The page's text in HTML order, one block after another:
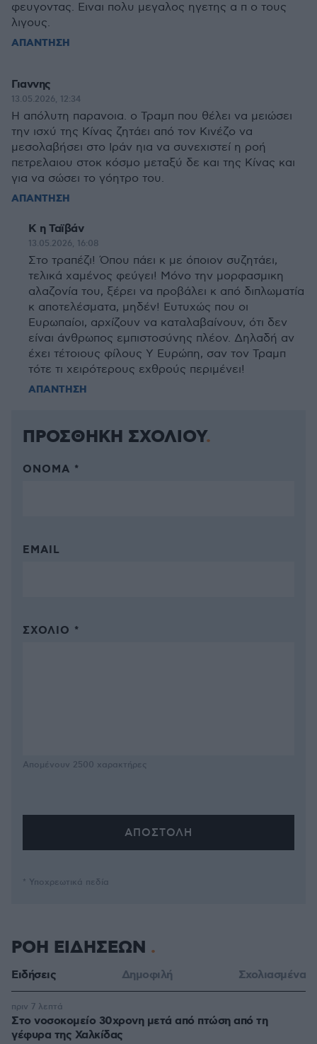
φευγοντας. Ειναι πολυ μεγαλος ηγετης α π ο τους
λιγους.
ΑΠΑΝΤΗΣΗ
Γιαννης
13.05.2026, 12:34
Η απόλυτη παρανοια. ο Τραμπ που θέλει να μειώσει
την ισχύ της Κίνας ζητάει από τον Κινέζο να
μεσολαβήσει στο Ιράν ηια να συνεχιστεί η ροή
πετρελαιου στοκ κόσμο μεταξύ δε και της Κίνας και
για να σώσει το γόητρο του.
ΑΠΑΝΤΗΣΗ
Κ η Ταϊβάν
13.05.2026, 16:08
Στο τραπέζι! Όπου πάει κ με όποιον συζητάει,
τελικά χαμένος φεύγει! Μόνο την μορφασμικη
αλαζονία του, ξέρει να προβάλει κ από διπλωματία
κ αποτελέσματα, μηδέν! Ευτυχώς που οι
Ευρωπαίοι, αρχίζουν να καταλαβαίνουν, ότι δεν
είναι άνθρωπος εμπιστοσύνης πλέον. Δηλαδή αν
έχει τέτοιους φίλους Υ Ευρώπη, σαν τον Τραμπ
τότε τι χειρότερους εχθρούς περιμένει!
ΑΠΑΝΤΗΣΗ
ΠΡΟΣΘΗΚΗ ΣΧΟΛΙΟΥ
ΌΝΟΜΑ *
EMAIL
ΣΧΌΛΙΟ *
Απομένουν 2500 χαρακτήρες
* Υποχρεωτικά πεδία
ΡΟΗ ΕΙΔΗΣΕΩΝ
Ειδήσεις Δημοφιλή Σχολιασμένα
Στο νοσοκομείο 30χρονη μετά από πτώση από τη
γέφυρα της Χαλκίδας
πριν 7 λεπτά